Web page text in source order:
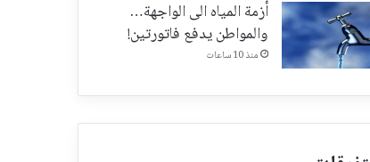
أزمة المياه الى الواجهة…
والمواطن يدفع فاتورتين!
منذ 10 ساعات